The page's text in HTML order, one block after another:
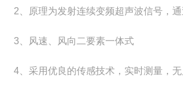
2、原理为发射连续变频超声波信号，
3、风速、风向二要素一体式
4、采用优良的传感技术，实时测量，